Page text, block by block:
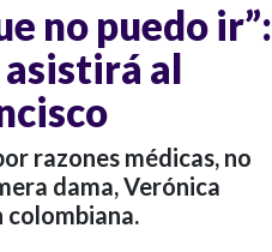
no puedo ir”:
al
razones médicas, no
dama, Verónica
colombiana.